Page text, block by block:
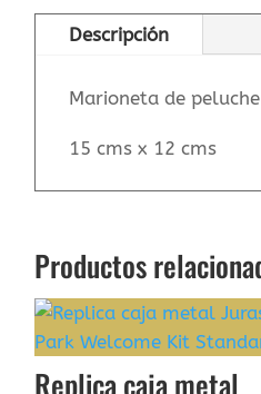
Descripción
Marioneta de
15 cms x 12 cms
Productos
Replica caja metal